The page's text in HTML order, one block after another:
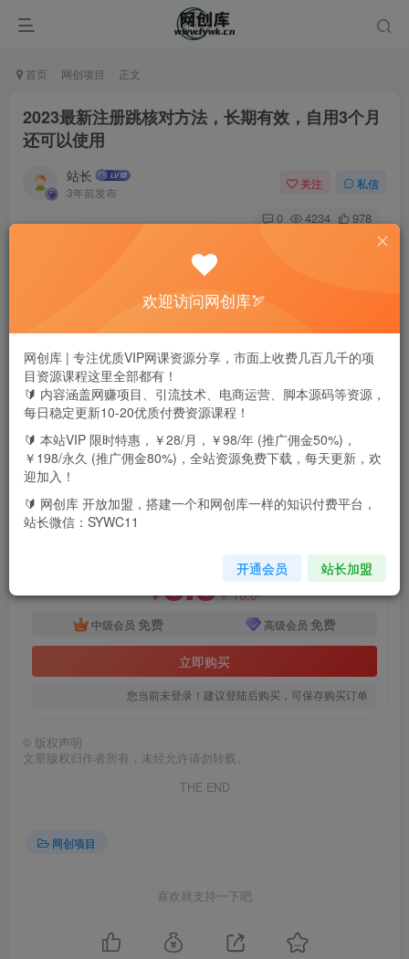
首页 网创项目 正文
2023最新注册跳核对方法，长期有效，自用3个月
还可以使用
站长
3年前发布
关注 私信
0 4234 978
最新抖音注册跳核对方法，长期有效，自用3个月还可以使用
2023最新注册跳核对方法，长期有效，自用3个月还可以使用
￥8.8￥18.8
中级会员 免费 高级会员 免费
立即购买
您当前未登录！建议登陆后购买，可保存购买订单
付费资源
© 版权声明
文章版权归作者所有，未经允许请勿转载。
THE END
网创项目
喜欢就支持一下吧
欢迎访问网创库🏹
网创库 | 专注优质VIP网课资源分享，市面上收费几百几千的项
目资源课程这里全部都有！
🔰 内容涵盖网赚项目、引流技术、电商运营、脚本源码等资源，
每日稳定更新10-20优质付费资源课程！
🔰 本站VIP 限时特惠，￥28/月，￥98/年 (推广佣金50%)，
￥198/永久 (推广佣金80%)，全站资源免费下载，每天更新，欢
迎加入！
🔰 网创库 开放加盟，搭建一个和网创库一样的知识付费平台，
站长微信：SYWC11
开通会员 站长加盟